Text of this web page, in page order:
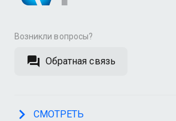
Возникли вопросы?
Обратная связь
СМОТРЕТЬ